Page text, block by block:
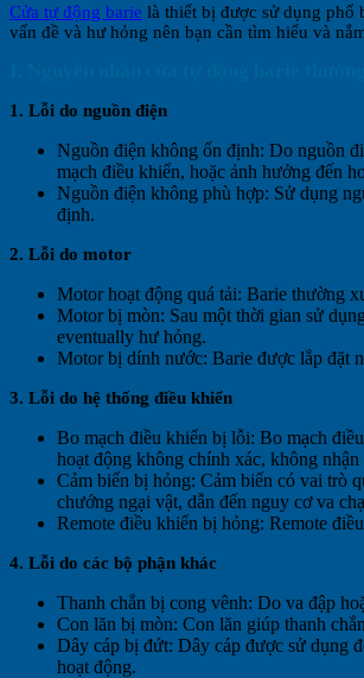
Cửa tự động barie là thiết bị được sử dụng phổ
vấn đề và hư hỏng nên bạn cần tìm hiểu và
1. Lỗi do nguồn điện
Nguồn điện không ổn định: Do nguồn
mạch điều khiển, hoặc ảnh hưởng đến
Nguồn điện không phù hợp: Sử dụng
định.
2. Lỗi do motor
Motor hoạt động quá tải: Barie thường
Motor bị mòn: Sau một thời gian sử
eventually hư hỏng.
Motor bị dính nước: Barie được lắp đặt
3. Lỗi do hệ thống điều khiển
Bo mạch điều khiển bị lỗi: Bo mạch
hoạt động không chính xác, không
Cảm biến bị hỏng: Cảm biến có vai trò
chướng ngại vật, dẫn đến nguy cơ va
Remote điều khiển bị hỏng: Remote
4. Lỗi do các bộ phận khác
Thanh chắn bị cong vênh: Do va đập
Con lăn bị mòn: Con lăn giúp thanh
Dây cáp bị đứt: Dây cáp được sử dụng
hoạt động.